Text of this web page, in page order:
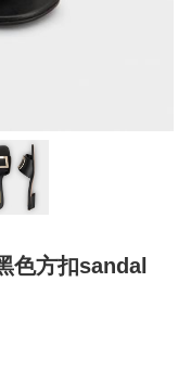
色方扣sandal